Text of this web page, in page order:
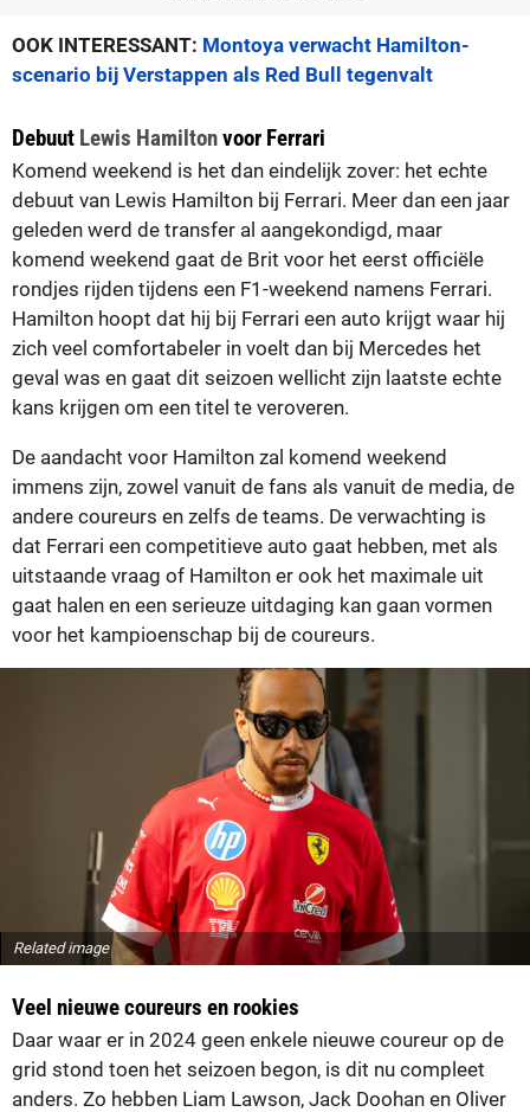
OOK INTERESSANT: Montoya verwacht Hamilton-
scenario bij Verstappen als Red Bull tegenvalt
Debuut Lewis Hamiltonvoor Ferrari
Komend weekend is het dan eindelijk zover: het echte
debuut van Lewis Hamilton bij Ferrari. Meer dan een jaar
geleden werd de transfer al aangekondigd, maar
komend weekend gaat de Brit voor het eerst officiële
rondjes rijden tijdens een F1-weekend namens Ferrari.
Hamilton hoopt dat hij bij Ferrari een auto krijgt waar hij
zich veel comfortabeler in voelt dan bij Mercedes het
geval was en gaat dit seizoen wellicht zijn laatste echte
kans krijgen om een titel te veroveren.
De aandacht voor Hamilton zal komend weekend
immens zijn, zowel vanuit de fans als vanuit de media, de
andere coureurs en zelfs de teams. De verwachting is
dat Ferrari een competitieve auto gaat hebben, met als
uitstaande vraag of Hamilton er ook het maximale uit
gaat halen en een serieuze uitdaging kan gaan vormen
voor het kampioenschap bij de coureurs.
Related image
Veel nieuwe coureurs en rookies
Daar waar er in 2024 geen enkele nieuwe coureur op de
grid stond toen het seizoen begon, is dit nu compleet
anders. Zo hebben Liam Lawson, Jack Doohan en Oliver